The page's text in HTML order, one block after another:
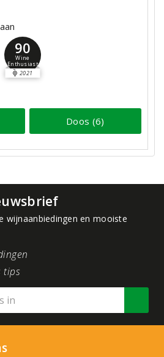
90
Wine
Enthusiast
2021
Doos (6)
wijnaanbiedingen en mooiste
tips